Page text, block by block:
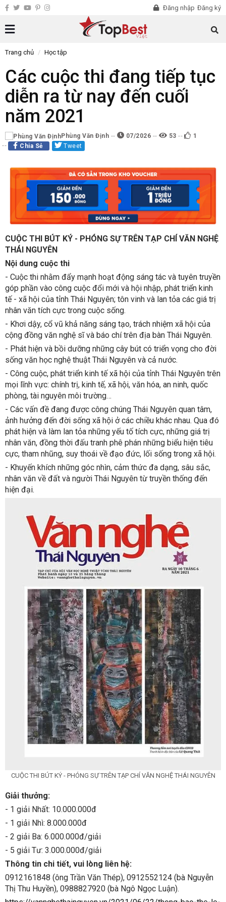
Đăng nhập Đăng ký
Trang chủ Học tập
Các cuộc thi đang tiếp tục
diễn ra từ nay đến cuối
năm 2021
Phùng Văn Định 07/2026 53
1
Chia Sẻ
Tweet
CUỘC THI BÚT KÝ - PHÓNG SỰ TRÊN TẠP CHÍ VĂN NGHỆ
THÁI NGUYÊN
Nội dung cuộc thi
- Cuộc thi nhằm đẩy mạnh hoạt động sáng tác và tuyên truyền
góp phần vào công cuộc đổi mới và hội nhập, phát triển kinh
tế - xã hội của tỉnh Thái Nguyên; tôn vinh và lan tỏa các giá trị
nhân văn tích cực trong cuộc sống.
- Khơi dậy, cổ vũ khả năng sáng tạo, trách nhiệm xã hội của
cộng đồng văn nghệ sĩ và báo chí trên địa bàn Thái Nguyên.
- Phát hiện và bồi dưỡng những cây bút có triển vọng cho đời
sống văn học nghệ thuật Thái Nguyên và cả nước.
- Công cuộc, phát triển kinh tế xã hội của tỉnh Thái Nguyên trên
mọi lĩnh vực: chính trị, kinh tế, xã hội, văn hóa, an ninh, quốc
phòng, tài nguyên môi trường…
- Các vấn đề đang được công chúng Thái Nguyên quan tâm,
ảnh hưởng đến đời sống xã hội ở các chiều khác nhau. Qua đó
phát hiện và làm lan tỏa những yếu tố tích cực, những giá trị
nhân văn, đồng thời đấu tranh phê phán những biểu hiện tiêu
cực, tham nhũng, suy thoái về đạo đức, lối sống trong xã hội.
- Khuyến khích những góc nhìn, cảm thức đa dạng, sâu sắc,
nhân văn về đất và người Thái Nguyên từ truyền thống đến
hiện đại.
CUỘC THI BÚT KÝ - PHÓNG SỰ TRÊN TẠP CHÍ VĂN NGHỆ THÁI NGUYÊN
Giải thưởng:
- 1 giải Nhất: 10.000.000đ
- 1 giải Nhì: 8.000.000đ
- 2 giải Ba: 6.000.000đ/giải
- 5 giải Tư: 3.000.000đ/giải
Thông tin chi tiết, vui lòng liên hệ:
0912161848 (ông Trần Văn Thép), 0912552124 (bà Nguyễn
Thị Thu Huyền), 0988827920 (bà Ngô Ngọc Luận).